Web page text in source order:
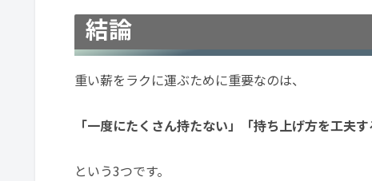
結論
重い薪をラクに運ぶために重要なのは、
「一度にたくさん持たない」「持ち上げ方を工夫す
という3つです。